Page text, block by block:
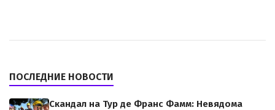
ПОСЛЕДНИЕ НОВОСТИ
Скандал на Тур де Франс Фамм: Невядома